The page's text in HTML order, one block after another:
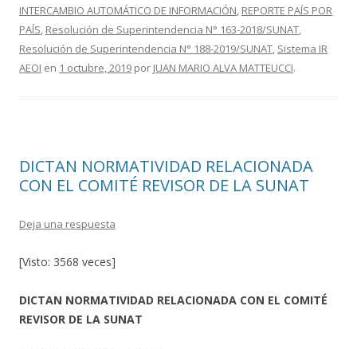
o
o
k
ar
ti
r
INTERCAMBIO AUTOMÁTICO DE INFORMACIÓN, REPORTE PAÍS POR
PAÍS, Resolución de Superintendencia N° 163-2018/SUNAT,
Resolución de Superintendencia N° 188-2019/SUNAT, Sistema IR
AEOI en 1 octubre, 2019 por JUAN MARIO ALVA MATTEUCCI.
DICTAN NORMATIVIDAD RELACIONADA
CON EL COMITÉ REVISOR DE LA SUNAT
Deja una respuesta
[Visto: 3568 veces]
DICTAN NORMATIVIDAD RELACIONADA CON EL COMITÉ
REVISOR DE LA SUNAT